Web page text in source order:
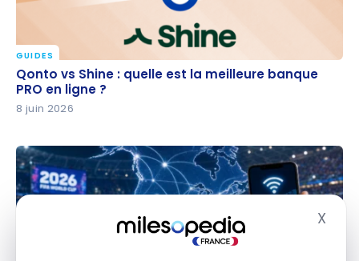
X
Qonto vs Shine : quelle est la meilleure banque PRO
en ligne ?
GUIDES
Qonto vs Shine : quelle est la meilleure banque
PRO en ligne ?
8 juin 2026